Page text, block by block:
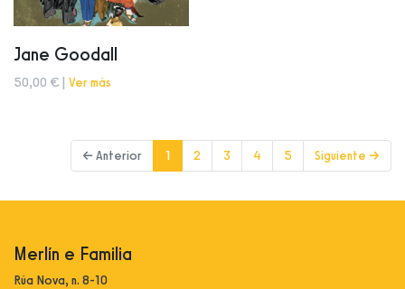
Jane Goodall
50,00 € | Ver más
← Anterior 1 (current)
2 3 4 5 Siguiente →
Merlín e Familia
Rúa Nova, n. 8-10